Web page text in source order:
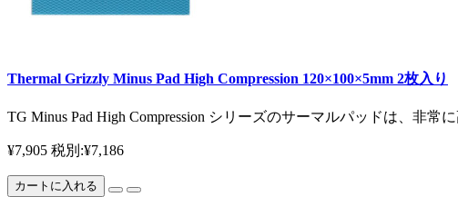
Thermal Grizzly Minus Pad High Compression 120×100×5mm 2枚入り
TG Minus Pad High Compression シリーズのサーマルパッドは、非
¥7,905 税別:¥7,186
カートに入れる